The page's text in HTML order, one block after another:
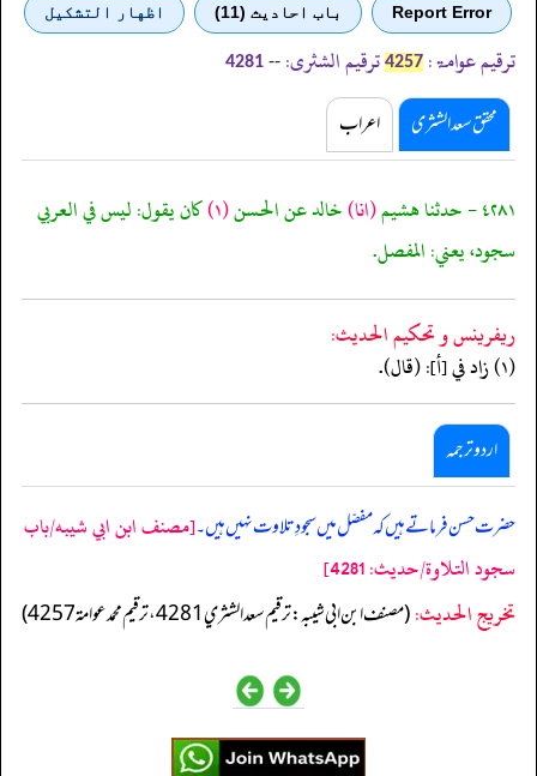
Report Error باب احادیث (11) اظهار التشكيل
ترقیم عوامۃ: 4257 ترقیم الشثری: --
4281
محقق سعد الشثری اعراب
٤٢٨١ - حدثنا هشيم (انا)خالد عن الحسن(١) كان يقول: ليس في العربي
سجود، يعني: المفصل.
ريفرينس و تحكيم الحدیث:
(١) زاد في [أ]: (قال).
اردو ترجمہ
حضرت حسن فرماتے ہیں کہ مفصّل میں سجودِ تلاوت نہیں ہیں۔[مصنف ابن ابي شيبه/باب
سجود التلاوة/حدیث: 4281]
تخریج الحدیث:(مصنف ابن ابي شيبه: ترقيم سعد الشثري 4281، ترقيم محمد عوامة 4257)